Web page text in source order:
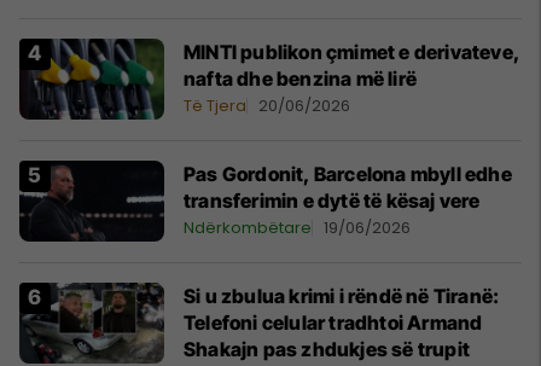
MINTI publikon çmimet e derivateve,
nafta dhe benzina më lirë
Të Tjera 20/06/2026
Pas Gordonit, Barcelona mbyll edhe
transferimin e dytë të kësaj vere
Ndërkombëtare 19/06/2026
Si u zbulua krimi i rëndë në Tiranë:
Telefoni celular tradhtoi Armand
Shakajn pas zhdukjes së trupit